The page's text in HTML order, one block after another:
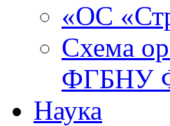
«ОС
Схема
ФГБНУ
Наука